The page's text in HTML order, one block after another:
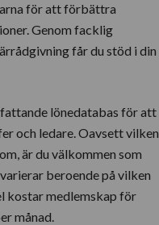
för att förbättra
Genom facklig
får du stöd i din
lönedatabas för att
och ledare. Oavsett vilken
är du välkommen som
beroende på vilken
kostar medlemskap för
månad.